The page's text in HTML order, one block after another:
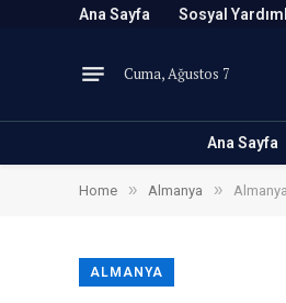
Ana Sayfa Sosyal
Cuma, Ağustos 7
Ana Sayfa
Home » Almanya »
ALMANYA